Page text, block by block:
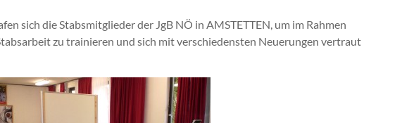
sich die Stabsmitglieder der JgB NÖ in AMSTETTEN, um im Rahmen
zu trainieren und sich mit verschiedensten Neuerungen vertraut